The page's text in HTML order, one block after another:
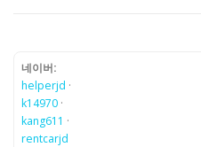
네이버:
helperjd ·
k14970 ·
kang611 ·
rentcarjd